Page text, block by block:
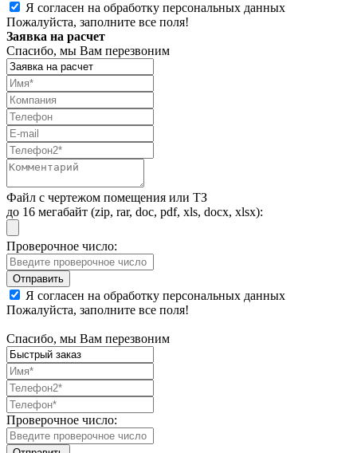
Я согласен на обработку персональных данных
Пожалуйста, заполните все поля!
Заявка на расчет
Спасибо, мы Вам перезвоним
Файл с чертежом помещения или ТЗ
до 16 мегабайт (zip, rar, doc, pdf, xls, docx, xlsx):
Проверочное число:
Я согласен на обработку персональных данных
Пожалуйста, заполните все поля!
Спасибо, мы Вам перезвоним
Проверочное число: